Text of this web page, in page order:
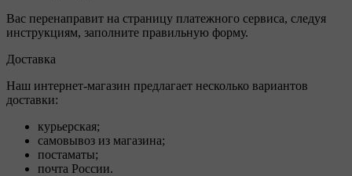
Вас перенаправит на страницу платежного сервиса, следуя
инструкциям, заполните правильную форму.
Доставка
Наш интернет-магазин предлагает несколько вариантов
доставки:
курьерская;
самовывоз из магазина;
постаматы;
почта России.